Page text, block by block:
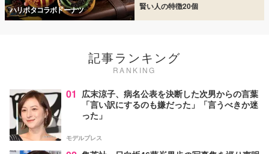
ハリポタコラボドーナツ 賢い人の特徴20個
記事ランキング
RANKING
01 広末涼子、病名公表を決断した次男からの言葉
「言い訳にするのも嫌だった」「言うべきか迷
った」
モデルプレス